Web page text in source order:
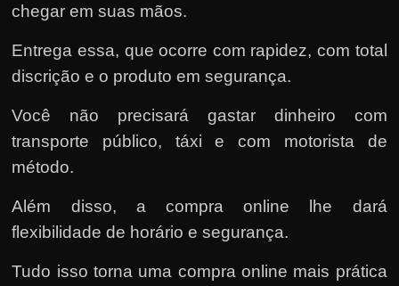
chegar em suas mãos.
Entrega essa, que ocorre com rapidez, com total
discrição e o produto em segurança.
Você não precisará gastar dinheiro com
transporte público, táxi e com motorista de
método.
Além disso, a compra online lhe dará
flexibilidade de horário e segurança.
Tudo isso torna uma compra online mais prática